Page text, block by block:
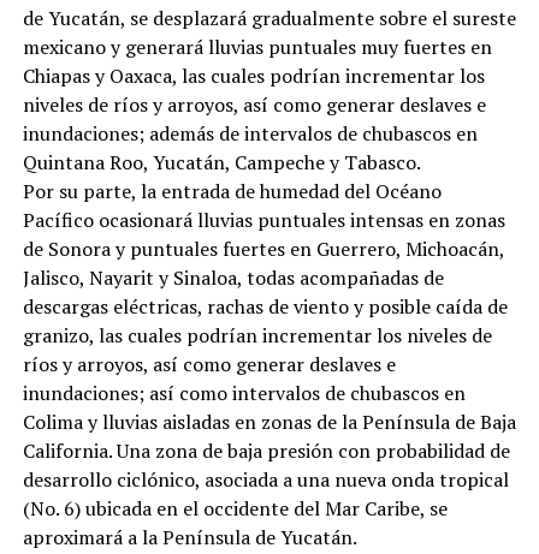
de Yucatán, se desplazará gradualmente sobre el sureste
mexicano y generará lluvias puntuales muy fuertes en
Chiapas y Oaxaca, las cuales podrían incrementar los
niveles de ríos y arroyos, así como generar deslaves e
inundaciones; además de intervalos de chubascos en
Quintana Roo, Yucatán, Campeche y Tabasco.
Por su parte, la entrada de humedad del Océano
Pacífico ocasionará lluvias puntuales intensas en zonas
de Sonora y puntuales fuertes en Guerrero, Michoacán,
Jalisco, Nayarit y Sinaloa, todas acompañadas de
descargas eléctricas, rachas de viento y posible caída de
granizo, las cuales podrían incrementar los niveles de
ríos y arroyos, así como generar deslaves e
inundaciones; así como intervalos de chubascos en
Colima y lluvias aisladas en zonas de la Península de Baja
California. Una zona de baja presión con probabilidad de
desarrollo ciclónico, asociada a una nueva onda tropical
(No. 6) ubicada en el occidente del Mar Caribe, se
aproximará a la Península de Yucatán.